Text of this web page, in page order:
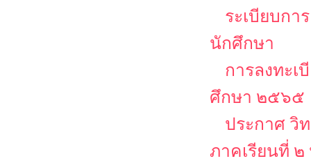
ระเบียบกา
นักศึกษา
การลงทะเ
ศึกษา ๒๕๖๕
ประกาศ วิ
ภาคเรียนที่